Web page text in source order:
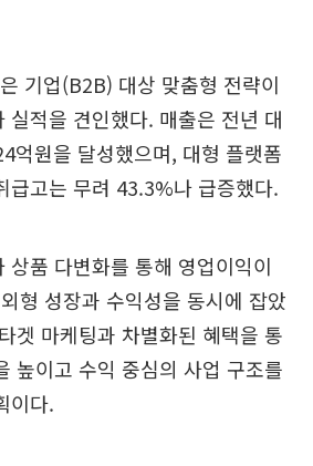
기업(B2B) 대상 맞춤형 전략이
실적을 견인했다. 매출은 전년 대
억원을 달성했으며, 대형 플랫폼
급고는 무려 43.3%나 급증했다.
상품 다변화를 통해 영업이익이
형 성장과 수익성을 동시에 잡았
겟 마케팅과 차별화된 혜택을 통
높이고 수익 중심의 사업 구조를
이다.